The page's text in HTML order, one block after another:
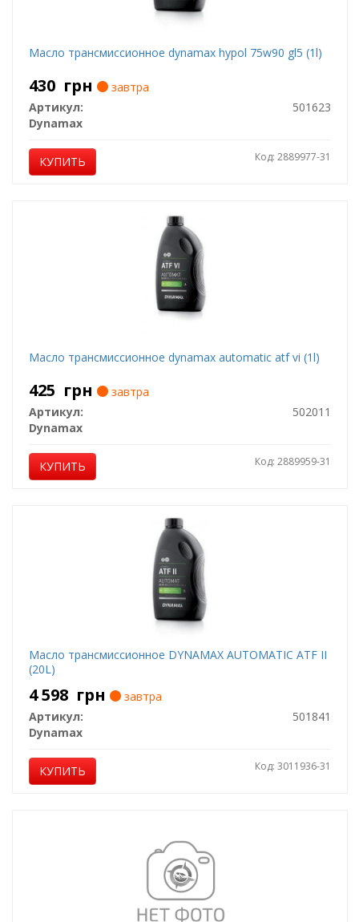
Масло трансмиссионное dynamax hypol 75w90 gl5 (1l)
430 грн
завтра
Артикул:
501623
Dynamax
КУПИТЬ Код: 2889977-31
Масло трансмиссионное dynamax automatic atf vi (1l)
425 грн
завтра
Артикул:
502011
Dynamax
КУПИТЬ Код: 2889959-31
Масло трансмиссионное DYNAMAX AUTOMATIC ATF II
(20L)
4 598 грн
завтра
Артикул:
501841
Dynamax
КУПИТЬ Код: 3011936-31